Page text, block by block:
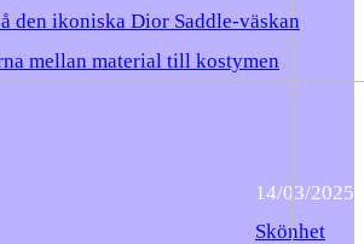
den ikoniska Dior Saddle-väskan
mellan material till kostymen
14/03/2025
Skönhet